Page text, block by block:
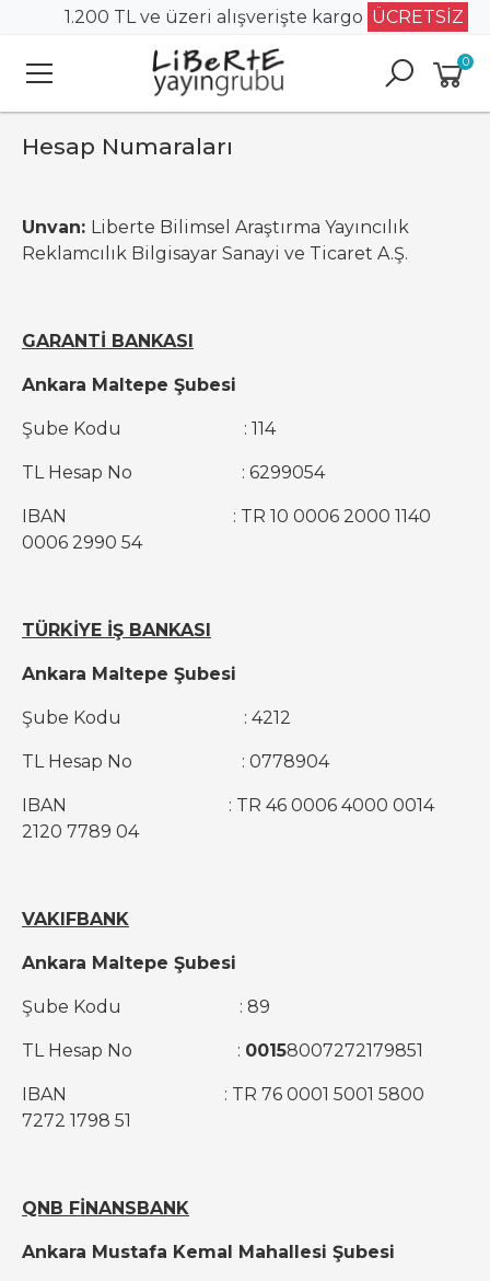
1.200 TL ve üzeri alışverişte kargo ÜCRETSİZ
0
Hesap Numaraları
Unvan: Liberte Bilimsel Araştırma Yayıncılık
Reklamcılık Bilgisayar Sanayi ve Ticaret A.Ş.
GARANTİ BANKASI
Ankara Maltepe Şubesi
Şube Kodu : 114
TL Hesap No : 6299054
IBAN : TR 10 0006 2000 1140
0006 2990 54
TÜRKİYE İŞ BANKASI
Ankara Maltepe Şubesi
Şube Kodu : 4212
TL Hesap No : 0778904
IBAN : TR 46 0006 4000 0014
2120 7789 04
VAKIFBANK
Ankara Maltepe Şubesi
Şube Kodu : 89
TL Hesap No : 00158007272179851
IBAN : TR 76 0001 5001 5800
7272 1798 51
QNB FİNANSBANK
Ankara Mustafa Kemal Mahallesi Şubesi